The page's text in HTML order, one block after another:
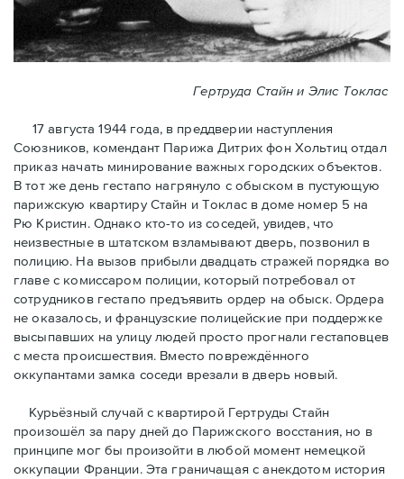
Гертруда Стайн и Элис Токлас
17 августа 1944 года, в преддверии наступления
Союзников, комендант Парижа Дитрих фон Хольтиц отдал
приказ начать минирование важных городских объектов.
В тот же день гестапо нагрянуло с обыском в пустующую
парижскую квартиру Стайн и Токлaс в домe номер 5 на
Рю Кристин. Однако кто-то из соседей, увидев, что
неизвестные в штатском взламывают дверь, позвонил в
полицию. На вызов прибыли двадцать стражей порядка во
главе с комиссаром полиции, который потребовал от
сотрудников гестапо предъявить ордер на обыск. Ордера
не оказалось, и французские полицейские при поддержке
высыпавших на улицу людей просто прогнали гестаповцев
с места происшествия. Вместо повреждённого
оккупантами замка соседи врезали в дверь новый.
Курьёзный случай с квартирой Гертруды Стайн
произошёл за пару дней до Парижского восстания, но в
принципe мог бы произойти в любой момент немецкой
оккупации Франции. Эта граничащая с анекдотом история